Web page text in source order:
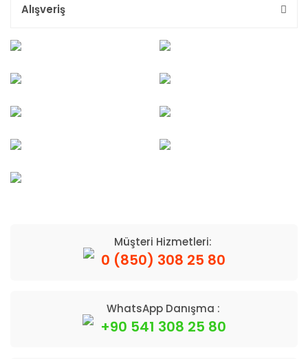
Alışveriş
Müşteri Hizmetleri:
0 (850) 308 25 80
WhatsApp Danışma :
+90 541 308 25 80